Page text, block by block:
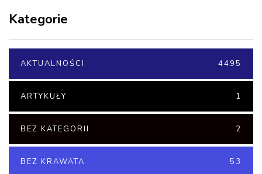
Kategorie
AKTUALNOŚCI 4495
ARTYKUŁY 1
BEZ KATEGORII 2
BEZ KRAWATA 53